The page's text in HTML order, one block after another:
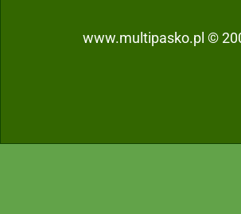
www.multipasko.pl ©